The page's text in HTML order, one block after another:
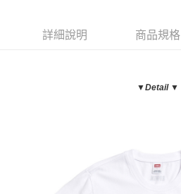
詳細說明 商品規格
▼Detail ▼